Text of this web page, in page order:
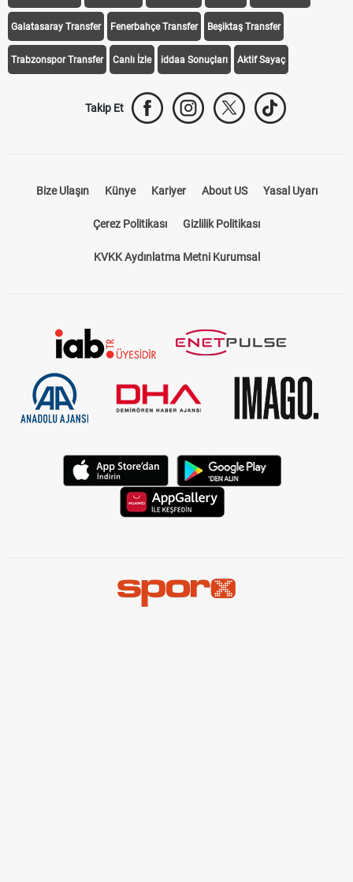
Galatasaray Transfer Fenerbahçe Transfer Beşiktaş Transfer
Trabzonspor Transfer Canlı İzle iddaa Sonuçları Aktif Sayaç
Takip Et
Bize Ulaşın Künye Kariyer About US Yasal Uyarı
Çerez Politikası Gizlilik Politikası
KVKK Aydınlatma Metni Kurumsal